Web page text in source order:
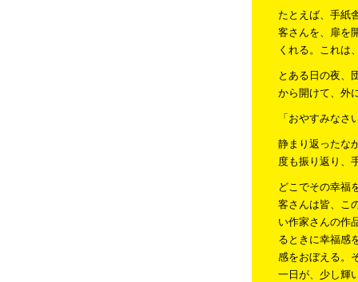
たとえば、手紙
客さんを、扉を
くれる。これは
とある日の夜、
から開けて、外
「おやすみなさ
静まり返ったな
度も振り返り、
どこでその幸福
客さんは皆、こ
い作家さんの作
るときに幸福感
感をおぼえる。
一日が、少し輝